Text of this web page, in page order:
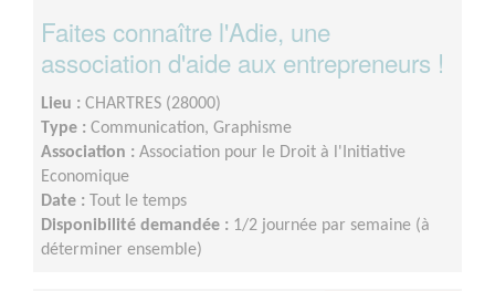
Faites connaître l'Adie, une
association d'aide aux entrepreneurs !
Lieu : CHARTRES (28000)
Type : Communication, Graphisme
Association : Association pour le Droit à l'Initiative
Economique
Date :
Tout le temps
Disponibilité demandée : 1/2 journée par semaine (à
déterminer ensemble)